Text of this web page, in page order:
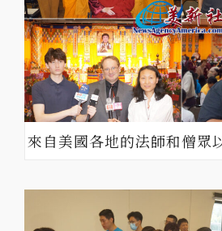
來自美國各地的法師和僧眾